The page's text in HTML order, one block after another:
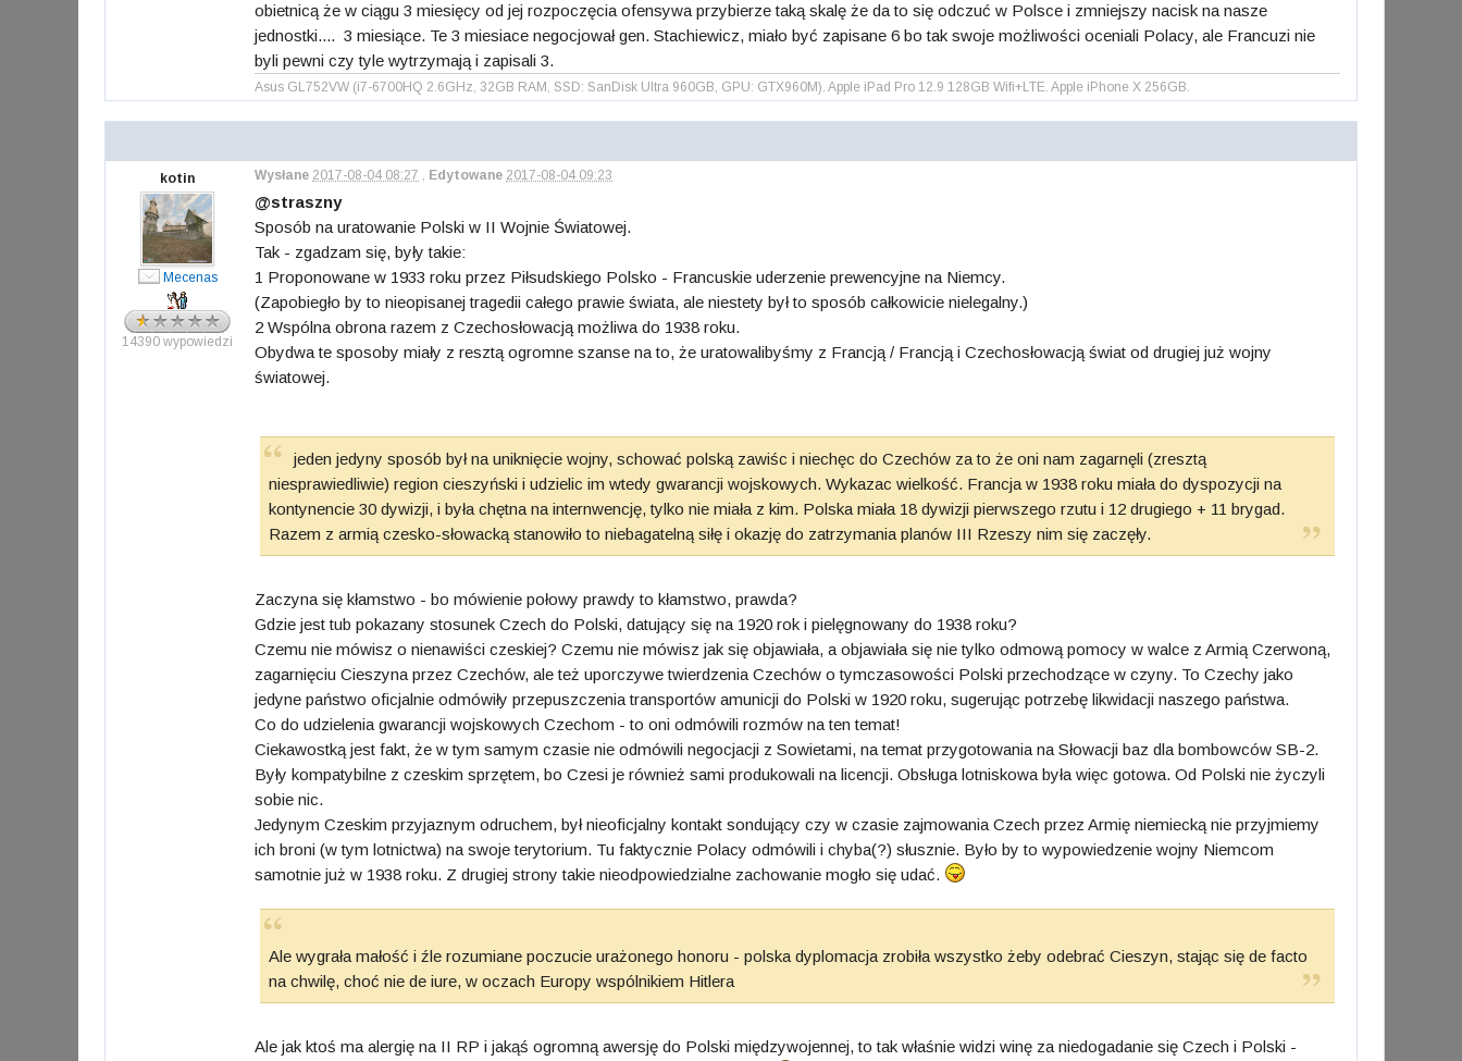
obietnicą że w ciągu 3 miesięcy od jej rozpoczęcia ofensywa przybierze taką skalę że da to się odczuć w Polsce i zmniejszy nacisk na nasze
jednostki.... 3 miesiące. Te 3 miesiace negocjował gen. Stachiewicz, miało być zapisane 6 bo tak swoje możliwości oceniali Polacy, ale Francuzi nie
byli pewni czy tyle wytrzymają i zapisali 3.
Asus GL752VW (i7-6700HQ 2.6GHz, 32GB RAM, SSD: SanDisk Ultra 960GB, GPU: GTX960M). Apple iPad Pro 12.9 128GB Wifi+LTE. Apple iPhone X 256GB.
kotin
Mecenas
14390 wypowiedzi
Wysłane 2017-08-04 08:27 , Edytowane 2017-08-04 09:23
@straszny
Sposób na uratowanie Polski w II Wojnie Światowej.
Tak - zgadzam się, były takie:
1 Proponowane w 1933 roku przez Piłsudskiego Polsko - Francuskie uderzenie prewencyjne na Niemcy.
(Zapobiegło by to nieopisanej tragedii całego prawie świata, ale niestety był to sposób całkowicie nielegalny.)
2 Wspólna obrona razem z Czechosłowacją możliwa do 1938 roku.
Obydwa te sposoby miały z resztą ogromne szanse na to, że uratowalibyśmy z Francją / Francją i Czechosłowacją świat od drugiej już wojny
światowej.
jeden jedyny sposób był na uniknięcie wojny, schować polską zawiśc i niechęc do Czechów za to że oni nam zagarnęli (zresztą
niesprawiedliwie) region cieszyński i udzielic im wtedy gwarancji wojskowych. Wykazac wielkość. Francja w 1938 roku miała do dyspozycji na
kontynencie 30 dywizji, i była chętna na internwencję, tylko nie miała z kim. Polska miała 18 dywizji pierwszego rzutu i 12 drugiego + 11 brygad.
Razem z armią czesko-słowacką stanowiło to niebagatelną siłę i okazję do zatrzymania planów III Rzeszy nim się zaczęły.
Zaczyna się kłamstwo - bo mówienie połowy prawdy to kłamstwo, prawda?
Gdzie jest tub pokazany stosunek Czech do Polski, datujący się na 1920 rok i pielęgnowany do 1938 roku?
Czemu nie mówisz o nienawiści czeskiej? Czemu nie mówisz jak się objawiała, a objawiała się nie tylko odmową pomocy w walce z Armią Czerwoną,
zagarnięciu Cieszyna przez Czechów, ale też uporczywe twierdzenia Czechów o tymczasowości Polski przechodzące w czyny. To Czechy jako
jedyne państwo oficjalnie odmówiły przepuszczenia transportów amunicji do Polski w 1920 roku, sugerując potrzebę likwidacji naszego państwa.
Co do udzielenia gwarancji wojskowych Czechom - to oni odmówili rozmów na ten temat!
Ciekawostką jest fakt, że w tym samym czasie nie odmówili negocjacji z Sowietami, na temat przygotowania na Słowacji baz dla bombowców SB-2.
Były kompatybilne z czeskim sprzętem, bo Czesi je również sami produkowali na licencji. Obsługa lotniskowa była więc gotowa. Od Polski nie życzyli
sobie nic.
Jedynym Czeskim przyjaznym odruchem, był nieoficjalny kontakt sondujący czy w czasie zajmowania Czech przez Armię niemiecką nie przyjmiemy
ich broni (w tym lotnictwa) na swoje terytorium. Tu faktycznie Polacy odmówili i chyba(?) słusznie. Było by to wypowiedzenie wojny Niemcom
samotnie już w 1938 roku. Z drugiej strony takie nieodpowiedzialne zachowanie mogło się udać.
Ale wygrała małość i źle rozumiane poczucie urażonego honoru - polska dyplomacja zrobiła wszystko żeby odebrać Cieszyn, stając się de facto
na chwilę, choć nie de iure, w oczach Europy wspólnikiem Hitlera
Ale jak ktoś ma alergię na II RP i jakąś ogromną awersję do Polski międzywojennej, to tak właśnie widzi winę za niedogadanie się Czech i Polski -